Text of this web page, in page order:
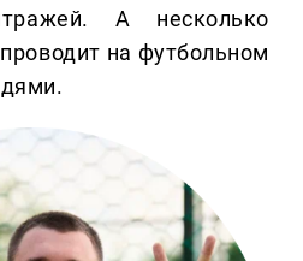
А несколько
на футбольном